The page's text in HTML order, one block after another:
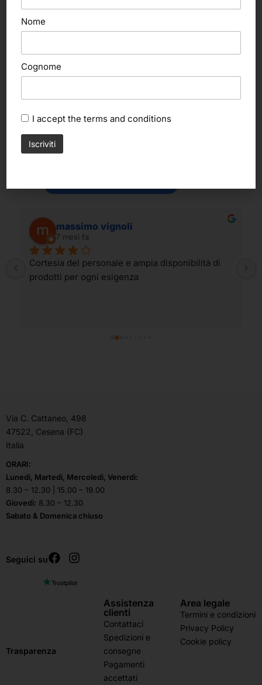
Belle Arti Corbara di Corbara Milena
4.6
Basato su 199 recensioni
massimo vignoli
7 mesi fa
Cortesia del personale e ampia disponibilità di
prodotti per ogni esigenza
Via C. Cattaneo, 498
47522, Cesena (FC)
Italia
ORARI:
Lunedì, Martedì, Mercoledì, Venerdì:
8.30 – 12.30 | 15.00 – 19.00
Giovedì: 8.30 – 12.30
Sabato & Domenica chiuso
Seguici su
Trasparenza
Assistenza
clienti
Contattaci
Spedizioni e
consegne
Pagamenti
accettati
Area legale
Termini e condizioni
Privacy Policy
Cookie policy
Nome
Cognome
I accept the terms and conditions